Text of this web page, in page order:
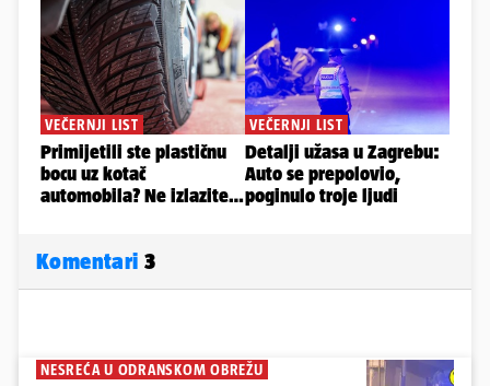
Komentari 3
NESREĆA U ODRANSKOM OBREŽU